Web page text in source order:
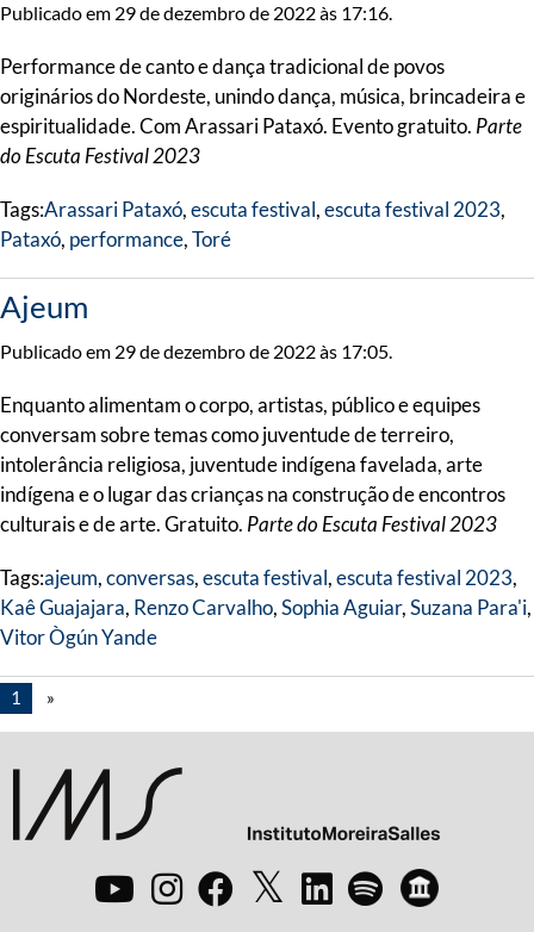
Publicado em 29 de dezembro de 2022 às 17:16.
Performance de canto e dança tradicional de povos
originários do Nordeste, unindo dança, música, brincadeira e
espiritualidade. Com Arassari Pataxó. Evento gratuito. Parte
do Escuta Festival 2023
Tags:Arassari Pataxó,escuta festival,escuta festival 2023,
Pataxó, performance,Toré
Ajeum
Publicado em 29 de dezembro de 2022 às 17:05.
Enquanto alimentam o corpo, artistas, público e equipes
conversam sobre temas como juventude de terreiro,
intolerância religiosa, juventude indígena favelada, arte
indígena e o lugar das crianças na construção de encontros
culturais e de arte. Gratuito. Parte do Escuta Festival 2023
Tags:ajeum,conversas,escuta festival,escuta festival 2023,
Kaê Guajajara, Renzo Carvalho,Sophia Aguiar,Suzana Para'i,
Vitor Ògún Yande
1 »